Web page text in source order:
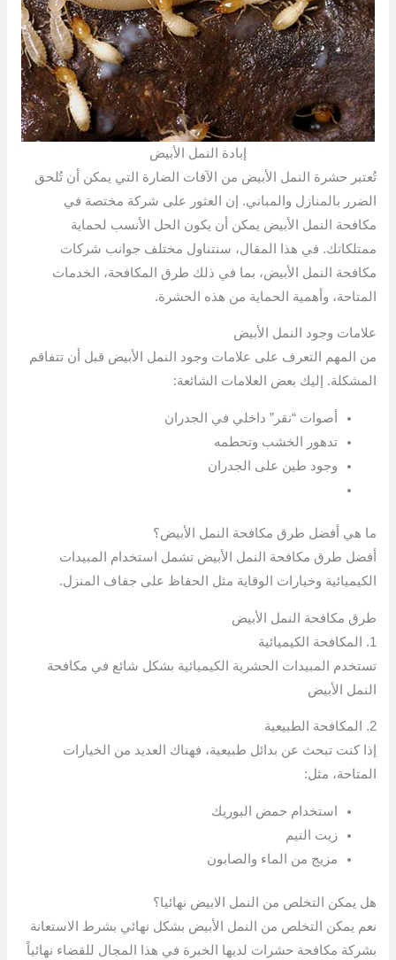
إبادة النمل الأبيض
تُعتبر حشرة النمل الأبيض من الآفات الضارة التي يمكن أن تُلحق
الضرر بالمنازل والمباني. إن العثور على شركة مختصة في
مكافحة النمل الأبيض يمكن أن يكون الحل الأنسب لحماية
ممتلكاتك. في هذا المقال، سنتناول مختلف جوانب شركات
مكافحة النمل الأبيض، بما في ذلك طرق المكافحة، الخدمات
المتاحة، وأهمية الحماية من هذه الحشرة.
علامات وجود النمل الأبيض
من المهم التعرف على علامات وجود النمل الأبيض قبل أن تتفاقم
المشكلة. إليك بعض العلامات الشائعة:
أصوات “نقر” داخلي في الجدران
تدهور الخشب وتحطمه
وجود طين على الجدران
ما هي أفضل طرق مكافحة النمل الأبيض؟
أفضل طرق مكافحة النمل الأبيض تشمل استخدام المبيدات
الكيميائية وخيارات الوقاية مثل الحفاظ على جفاف المنزل.
طرق مكافحة النمل الأبيض
1. المكافحة الكيميائية
تستخدم المبيدات الحشرية الكيميائية بشكل شائع في مكافحة
النمل الأبيض
2. المكافحة الطبيعية
إذا كنت تبحث عن بدائل طبيعية، فهناك العديد من الخيارات
المتاحة، مثل:
استخدام حمض البوريك
زيت النيم
مزيج من الماء والصابون
هل يمكن التخلص من النمل الابيض نهائيا؟
نعم يمكن التخلص من النمل الأبيض بشكل نهائي بشرط الاستعانة
بشركة مكافحة حشرات لديها الخبرة في هذا المجال للقضاء نهائياً